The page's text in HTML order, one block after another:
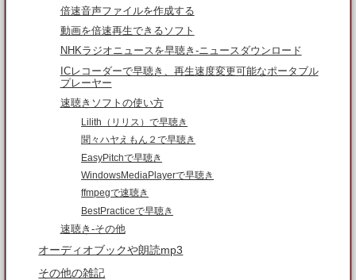
倍速音声ファイルを作成する
動画を倍速再生できるソフト
NHKラジオニュースを早聴き-ニュースダウンロード
ICレコーダーで早聴き、再生速度変更可能なポータブル
プレーヤー
速聴きソフトの使い方
Lilith（リリス）で早聴き
聞々ハヤえもん２で早聴き
EasyPitchで早聴き
WindowsMediaPlayerで早聴き
ffmpegで速聴き
BestPracticeで早聴き
速聴き-その他
オーディオブックや朗読mp3
その他の雑記